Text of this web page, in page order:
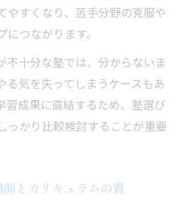
やすくなり、苦手分野の克服や
つながります。
不十分な塾では、分からないま
る気を失ってしまうケースもあ
習成果に直結するため、塾選び
っかり比較検討することが重要
とカリキュラムの質